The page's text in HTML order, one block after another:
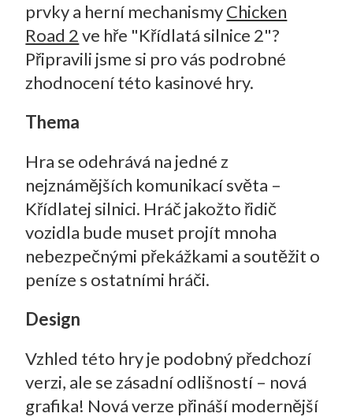
prvky a herní mechanismyChicken
Road 2ve hře "Křídlatá silnice 2"?
Připravili jsme si pro vás podrobné
zhodnocení této kasinové hry.
Thema
Hra se odehrává na jedné z
nejznámějších komunikací světa –
Křídlatej silnici. Hráč jakožto řidič
vozidla bude muset projít mnoha
nebezpečnými překážkami a soutěžit o
peníze s ostatními hráči.
Design
Vzhled této hry je podobný předchozí
verzi, ale se zásadní odlišností – nová
grafika! Nová verze přináší modernější